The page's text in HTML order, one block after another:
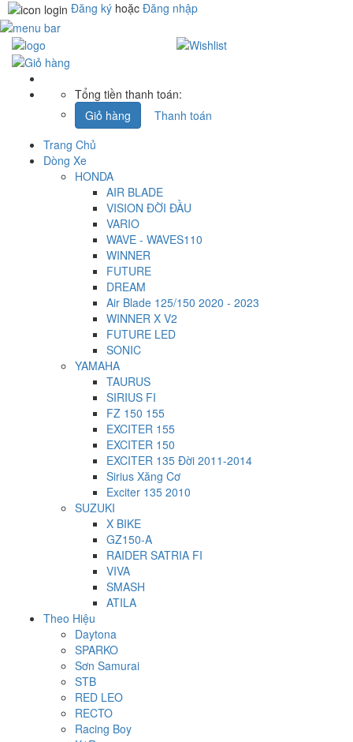
Đăng ký hoặc Đăng nhập
Tổng tiền thanh toán:
Giỏ hàng
Thanh toán
Trang Chủ
Dòng Xe
HONDA
AIR BLADE
VISION ĐỜI ĐẦU
VARIO
WAVE - WAVES110
WINNER
FUTURE
DREAM
Air Blade 125/150 2020 - 2023
WINNER X V2
FUTURE LED
SONIC
YAMAHA
TAURUS
SIRIUS FI
FZ 150 155
EXCITER 155
EXCITER 150
EXCITER 135 Đời 2011-2014
Sirius Xăng Cơ
Exciter 135 2010
SUZUKI
X BIKE
GZ150-A
RAIDER SATRIA FI
VIVA
SMASH
ATILA
Theo Hiệu
Daytona
SPARKO
Sơn Samurai
STB
RED LEO
RECTO
Racing Boy